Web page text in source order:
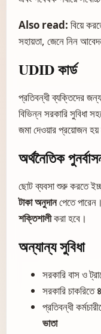
Also read: বিয়ে
সহায়তা, জেনে নিন
UDID কার্ড
প্রতিবন্ধী ব্যক্তিদের
বিভিন্ন সরকারি সুবিধা
জমা দেওয়ার প্রয়োজন হয়
অর্থনৈতিক
ছোট ব্যবসা শুরু করতে
টাকা অনুদানপেতে
শক্তিশালীকরা হবে।
অন্যান্য সুবিধা
সরকারি বাস ও
সরকারি চাকরিতে
প্রতিবন্ধী
ভাতা